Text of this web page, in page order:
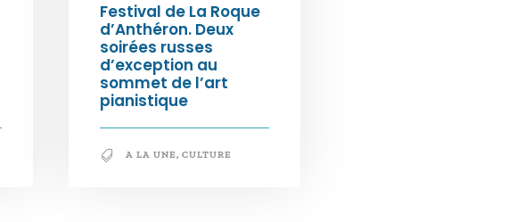
Festival de La Roque
d’Anthéron. Deux
soirées russes
d’exception au
sommet de l’art
pianistique
A LA UNE, CULTURE